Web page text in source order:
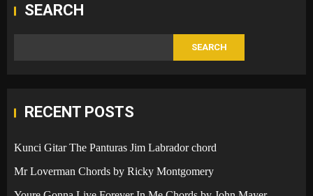
SEARCH
SEARCH
RECENT POSTS
Kunci Gitar The Panturas Jim Labrador chord
Mr Loverman Chords by Ricky Montgomery